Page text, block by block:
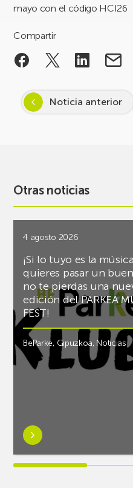
mayo con el código HCI26
Compartir
Noticia anterior
Otras noticias
4 agosto 2026
¡Si lo tuyo es la
quieres pasar un
no te pierdas una
edición del PARKEA
FEST!
BeParke, Gipuzkoa, Noticias
Saber
más
sobre¡Si